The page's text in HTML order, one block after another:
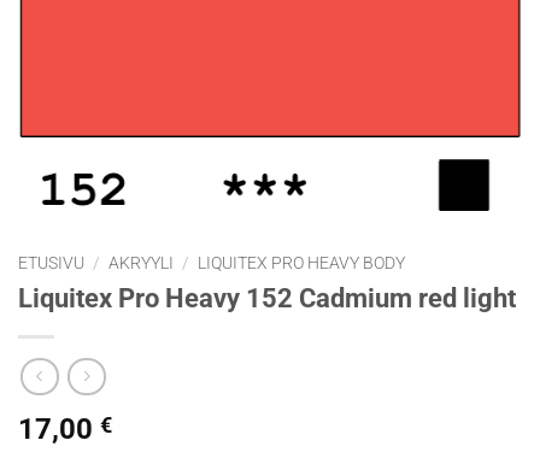
ETUSIVU / AKRYYLI / LIQUITEX PRO HEAVY BODY
Liquitex Pro Heavy 152 Cadmium red light
17,00 €